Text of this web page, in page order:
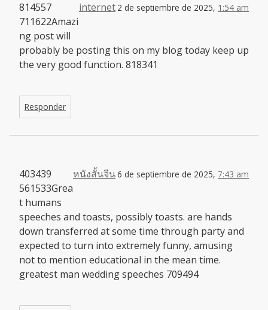
internet 2 de septiembre de 2025, 1:54 am
814557
711622Amazi
ng post will
probably be posting this on my blog today keep up
the very good function. 818341
Responder
หนังสั้นจีน6 de septiembre de 2025, 7:43 am
403439
561533Grea
t humans
speeches and toasts, possibly toasts. are hands
down transferred at some time through party and
expected to turn into extremely funny, amusing
not to mention educational in the mean time.
greatest man wedding speeches 709494